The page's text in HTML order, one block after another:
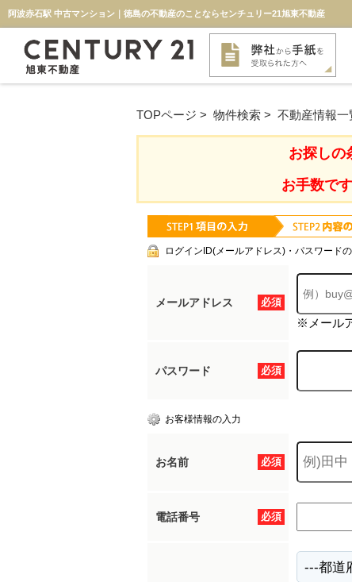
阿波赤石駅 中古マンション｜徳島の不動産のことならセンチュリー21旭東不動産
TOPページ > 物件検索 > 不動産情報一
お探しの
お手数で
ログインID(メールアドレス)・パスワード
必須
メールアドレス
※メール
必須
パスワード
お客様情報の入力
必須
お名前
必須
電話番号